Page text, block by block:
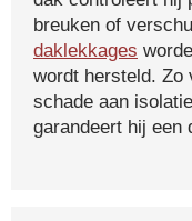
breuken of
daklekkages
wordt hersteld. Zo
schade aan
garandeert hij een